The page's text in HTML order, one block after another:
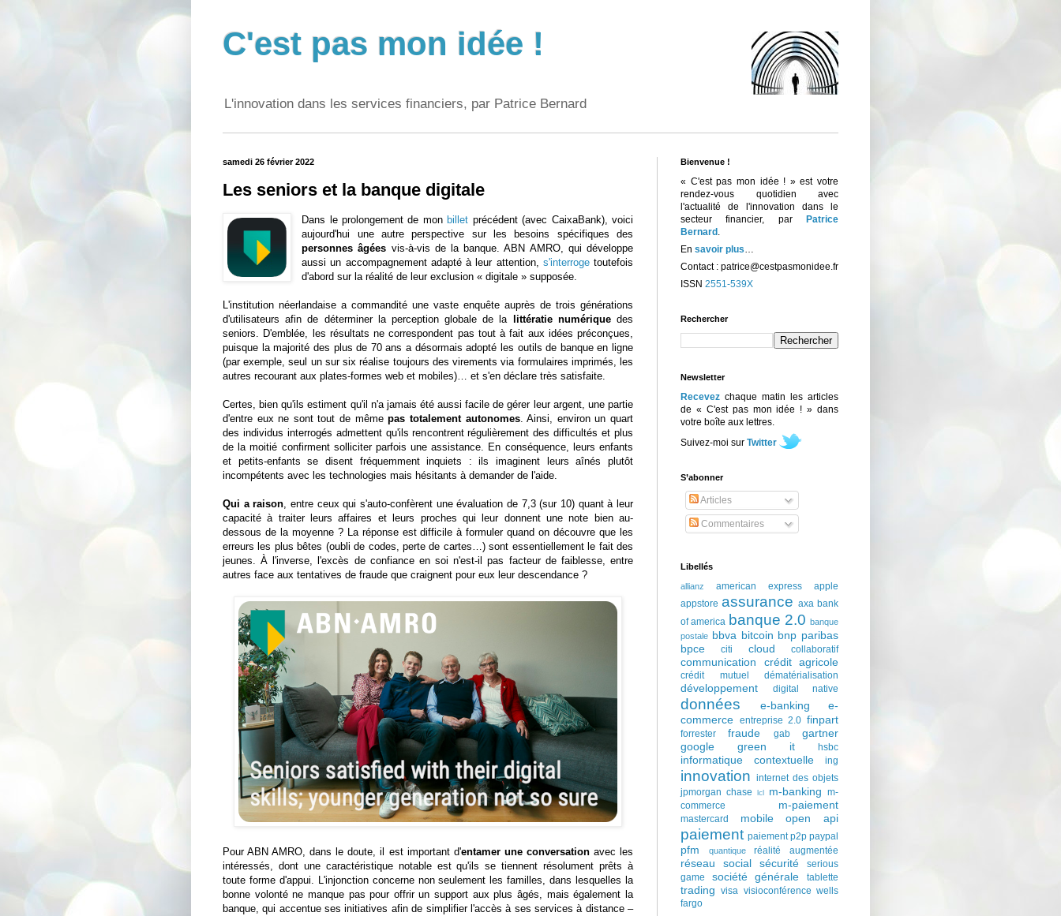
C'est pas mon idée !
L'innovation dans les services financiers, par Patrice Bernard
samedi 26 février 2022
Les seniors et la banque digitale
Dans le prolongement de mon billet précédent (avec CaixaBank), voici
aujourd'hui une autre perspective sur les besoins spécifiques des
personnes âgées vis-à-vis de la banque. ABN AMRO, qui développe
aussi un accompagnement adapté à leur attention, s'interrogetoutefois
d'abord sur la réalité de leur exclusion « digitale » supposée.
L'institution néerlandaise a commandité une vaste enquête auprès de trois générations
d'utilisateurs afin de déterminer la perception globale de la
littératie numériquedes
seniors. D'emblée, les résultats ne correspondent pas tout à fait aux idées préconçues,
puisque la majorité des plus de 70 ans a désormais adopté les outils de banque en ligne
(par exemple, seul un sur six réalise toujours des virements via formulaires imprimés, les
autres recourant aux plates-formes web et mobiles)… et s'en déclare très satisfaite.
Certes, bien qu'ils estiment qu'il n'a jamais été aussi facile de gérer leur argent, une partie
d'entre eux ne sont tout de mêmepas totalement autonomes. Ainsi, environ un quart
des individus interrogés admettent qu'ils rencontrent régulièrement des difficultés et plus
de la moitié confirment solliciter parfois une assistance. En conséquence, leurs enfants
et petits-enfants se disent fréquemment inquiets : ils imaginent leurs aînés plutôt
incompétents avec les technologies mais hésitants à demander de l'aide.
Qui a raison, entre ceux qui s'auto-confèrent une évaluation de 7,3 (sur 10) quant à leur
capacité à traiter leurs affaires et leurs proches qui leur donnent une note bien au-
dessous de la moyenne ? La réponse est difficile à formuler quand on découvre que les
erreurs les plus bêtes (oubli de codes, perte de cartes…) sont essentiellement le fait des
jeunes. À l'inverse, l'excès de confiance en soi n'est-il pas facteur de faiblesse, entre
autres face aux tentatives de fraude que craignent pour eux leur descendance ?
Pour ABN AMRO, dans le doute, il est important d'entamer une conversationavec les
intéressés, dont une caractéristique notable est qu'ils se tiennent résolument prêts à
toute forme d'appui. L'injonction concerne non seulement les familles, dans lesquelles la
bonne volonté ne manque pas pour offrir un support aux plus âgés, mais également la
banque, qui accentue ses initiatives afin de simplifier l'accès à ses services à distance –
Bienvenue !
« C'est pas mon idée ! » est votre
rendez-vous quotidien avec
l'actualité de l'innovation dans le
secteur financier, par
Patrice
Bernard .
En savoir plus…
Contact : patrice@cestpasmonidee.fr
ISSN 2551-539X
Rechercher
Newsletter
Recevez chaque matin les articles
de « C'est pas mon idée ! » dans
votre boîte aux lettres.
Suivez-moi sur Twitter
S’abonner
Articles
Commentaires
Libellés
allianz american express
apple
appstore assurance axa bank
of america banque 2.0 banque
postale bbva bitcoin bnp paribas
bpce
citi cloud collaboratif
communication crédit agricole
crédit mutuel dématérialisation
développement digital native
données e-banking
e-
commerce entreprise 2.0 finpart
forrester fraude gab
gartner
google
green it hsbc
informatique contextuelle ing
innovation internet des objets
jpmorgan chase
lcl m-banking m-
commerce
m-paiement
mastercard mobile open api
paiement paiement p2p paypal
pfm quantique réalité augmentée
réseau social sécurité
serious
game
société générale tablette
trading visa visioconférence wells
fargo